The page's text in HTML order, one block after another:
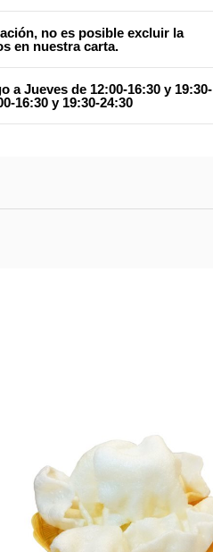
no es posible excluir la
en nuestra carta.
a Jueves de 12:00-16:30 y 19:30-
16:30 y 19:30-24:30